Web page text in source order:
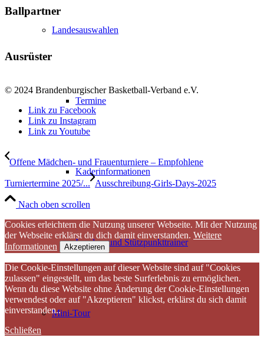
Landesauswahlen
Termine
Kaderinformationen
Landes- und Stützpunkttrainer
Mini-Tour
Ballpartner
Ausrüster
© 2024 Brandenburgischer Basketball-Verband e.V.
Link zu Facebook
Link zu Instagram
Link zu Youtube
Offene Mädchen- und Frauenturniere – Empfohlene
Turniertermine 2025/... Ausschreibung-Girls-Days-2025
Nach oben scrollen
Cookies erleichtern die Nutzung unserer Webseite. Mit der Nutzung
der Webseite erklärst du dich damit einverstanden. Weitere
Informationen
Akzeptieren
Die Cookie-Einstellungen auf dieser Website sind auf "Cookies
zulassen" eingestellt, um das beste Surferlebnis zu ermöglichen.
Wenn du diese Website ohne Änderung der Cookie-Einstellungen
verwendest oder auf "Akzeptieren" klickst, erklärst du sich damit
einverstanden..
Schließen